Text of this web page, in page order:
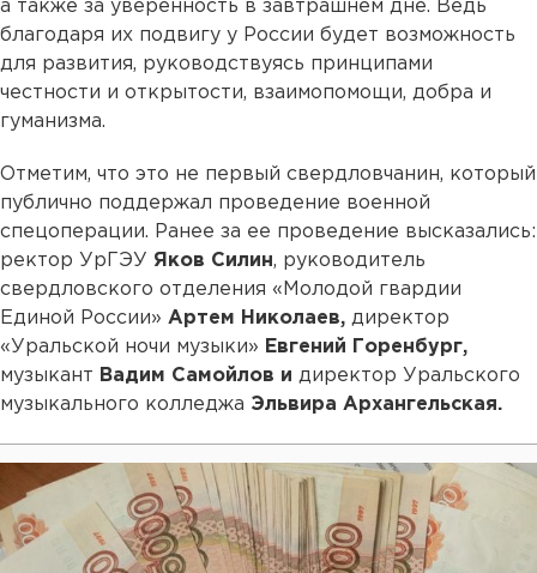
а также за уверенность в завтрашнем дне. Ведь
благодаря их подвигу у России будет возможность
для развития, руководствуясь принципами
честности и открытости, взаимопомощи, добра и
гуманизма.
Отметим, что это не первый свердловчанин, который
публично поддержал проведение военной
спецоперации. Ранее за ее проведение высказались:
ректор УрГЭУ Яков Силин, руководитель
свердловского отделения «Молодой гвардии
Единой России» Артем Николаев, директор
«Уральской ночи музыки» Евгений Горенбург,
музыкант Вадим Самойлов и директор Уральского
музыкального колледжа Эльвира Архангельская.